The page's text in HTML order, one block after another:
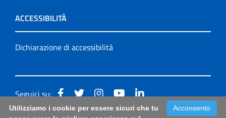
ACCESSIBILITÀ
Dichiarazione di accessibilità
Seguici su:
Acconsento
Utilizziamo i cookie per essere sicuri che tu